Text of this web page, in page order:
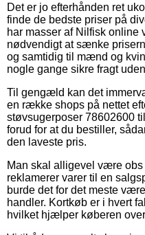
Det er jo efterhånden ret
finde de bedste priser på
har masser af Nilfisk online
nødvendigt at sænke
og samtidig til mænd og
nogle gange sikre fragt
Til gengæld kan det
en række shops på nettet
støvsugerposer 78602600
forud for at du bestiller,
den laveste pris.
Man skal alligevel være
reklamerer varer til en
burde det for det meste
handler. Kortkøb er i hvert
hvilket hjælper køberen